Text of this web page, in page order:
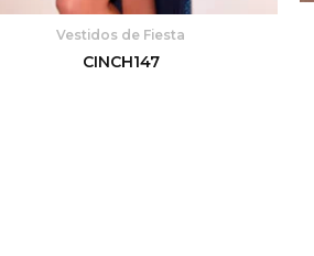
Vestidos de Fiesta
CINCH147